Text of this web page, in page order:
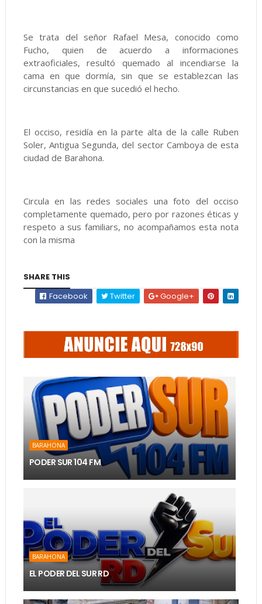
Se trata del señor Rafael Mesa, conocido como
Fucho, quien de acuerdo a informaciones
extraoficiales, resultó quemado al incendiarse la
cama en que dormía, sin que se establezcan las
circunstancias en que sucedió el hecho.
El occiso, residía en la parte alta de la calle Ruben
Soler, Antigua Segunda, del sector Camboya de esta
ciudad de Barahona.
Circula en las redes sociales una foto del occiso
completamente quemado, pero por razones éticas y
respeto a sus familiars, no acompañamos esta nota
con la misma
SHARE THIS
Facebook
Twitter Google+
BARAHONA
PODER SUR 104 FM
BARAHONA
EL PODER DEL SUR RD